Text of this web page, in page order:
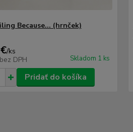
Because... (hrnček)
/ks
bez DPH Skladom 1 ks
Pridať do košíka